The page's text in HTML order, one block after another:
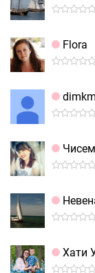
Flora
Хати